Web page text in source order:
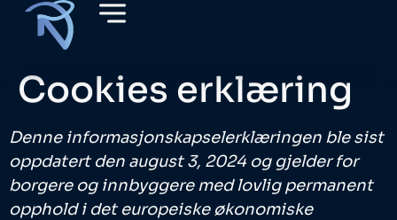
Cookies erklæring
Denne informasjonskapselerklæringen ble sist
oppdatert den august 3, 2024 og gjelder for
borgere og innbyggere med lovlig permanent
opphold i det europeiske økonomiske